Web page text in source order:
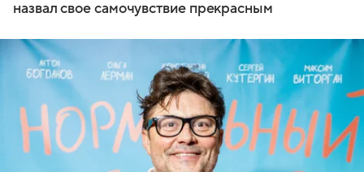
назвал свое самочувствие прекрасным